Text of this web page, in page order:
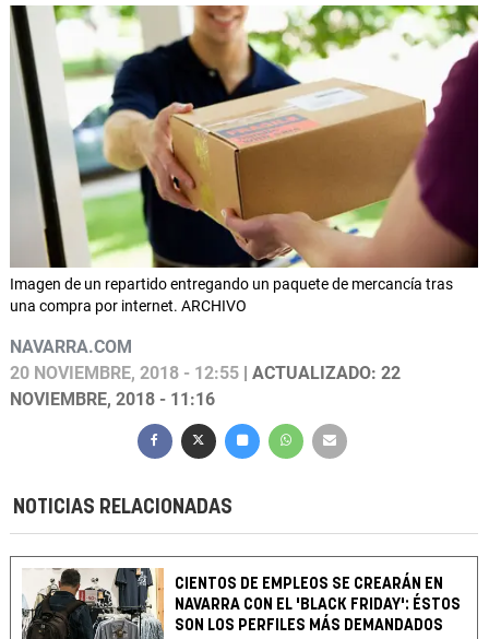
Imagen de un repartido entregando un paquete de mercancía tras
una compra por internet. ARCHIVO
NAVARRA.COM
20 NOVIEMBRE, 2018 - 12:55 | ACTUALIZADO: 22
NOVIEMBRE, 2018 - 11:16
NOTICIAS RELACIONADAS
CIENTOS DE EMPLEOS SE CREARÁN EN
NAVARRA CON EL 'BLACK FRIDAY': ÉSTOS
SON LOS PERFILES MÁS DEMANDADOS